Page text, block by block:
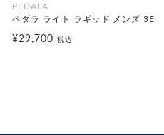
PEDALA
ペダラ ライト ラギッド メンズ 3E
¥29,700 税込